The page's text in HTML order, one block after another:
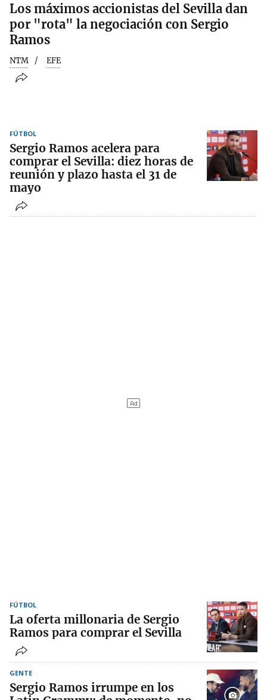
Los máximos accionistas del Sevilla dan
por "rota" la negociación con Sergio
Ramos
NTM EFE
FÚTBOL
Sergio Ramos acelera para
comprar el Sevilla: diez horas de
reunión y plazo hasta el 31 de
mayo
FÚTBOL
La oferta millonaria de Sergio
Ramos para comprar el Sevilla
GENTE
Sergio Ramos irrumpe en los